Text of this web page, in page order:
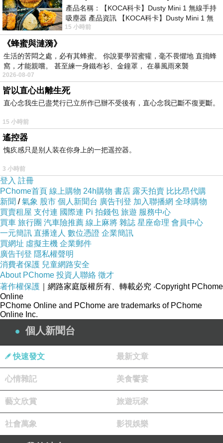
日前想購入台灣三洋一對一變頻單冷空調(時尚型) SAC-
V86F，問過幾間經銷商都表示舊款已經賣完，已沒有舊款
庫存了，剛好看到燦坤快3網頁上還有賣，就線上預約到
門市付款取貨。有的時候這些商品的價格還真的頗殺的，
於是乎，這一款CP值破表的：
調(時尚型) SAC-V86F，在最近燦坤狂打快3快閃購物日，
再辛苦也值得！
V86F
冷房能力8.6kW,適用約15坪
萬能風向(上下)
靜音,省電,安眠
產品名稱：【KOCA科卡】Dusty Mini 1 無線手持
吸塵器 產品資訊 【KOCA科卡】Dusty Mini 1 無
線手持吸塵器評語： 能吸、能吹兼具兩
15 小時前
《蜂蜜與漣漪》
生活的苦悶之處，必有其蜂蜜。 你說要學習蜜獾，毫不畏懼地 直搗蜂
窩，才能親嚐。 甚至練一身鐵布衫、金鐘罩， 在暴風雨來襲
2026-08-07
皆以直心出離生死
直心念我生已盡梵行已立所作已辦不受後有，直心念我已斷不復更斷。
15 小時前
遙控器
愧疚感只是别人装在你身上的一把遥控器。
3 小時前
登入 註冊
PChome首頁 線上購物 24h購物 書店 露天拍賣 比比昂代購
新聞 /氣象 股市 個人新聞台 廣告刊登 加入聯播網 全球購物
買賣租屋 支付連 國際連 Pi 拍錢包 旅遊 服務中心
買車 旅行團 汽車險推薦 線上麻將 雜誌 星座命理 會員中心
一元簡訊 直播達人 數位憑證 企業簡訊
買網址 虛擬主機 企業郵件
廣告刊登 隱私權聲明
消費者保護 兒童網路安全
About PChome 投資人聯絡 徵才
著作權保護 ｜網路家庭版權所有、轉載必究 ‧Copyright PChome
Online
PChome Online and PChome are trademarks of PChome
Online Inc.
個人新聞台
快速發文 最新文章
心情雜記 美食饗宴
藝文欣賞 旅遊玩家
社會萬象 影視娛樂